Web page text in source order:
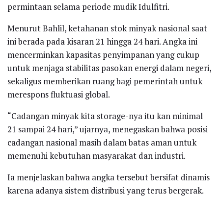
permintaan selama periode mudik Idulfitri.
Menurut Bahlil, ketahanan stok minyak nasional saat
ini berada pada kisaran 21 hingga 24 hari. Angka ini
mencerminkan kapasitas penyimpanan yang cukup
untuk menjaga stabilitas pasokan energi dalam negeri,
sekaligus memberikan ruang bagi pemerintah untuk
merespons fluktuasi global.
“Cadangan minyak kita storage-nya itu kan minimal
21 sampai 24 hari,” ujarnya, menegaskan bahwa posisi
cadangan nasional masih dalam batas aman untuk
memenuhi kebutuhan masyarakat dan industri.
Ia menjelaskan bahwa angka tersebut bersifat dinamis
karena adanya sistem distribusi yang terus bergerak.